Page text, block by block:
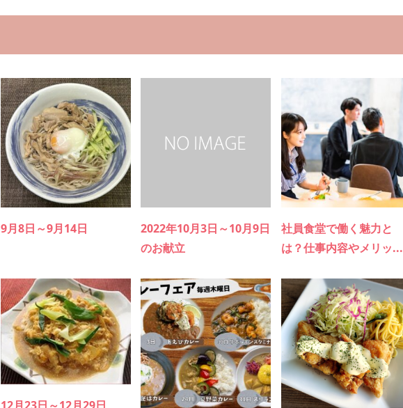
9月8日～9月14日
2022年10月3日～10月9日
のお献立
社員食堂で働く魅力と
は？仕事内容やメリッ...